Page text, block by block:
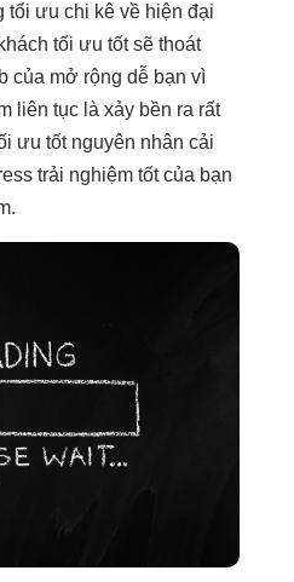
tối ưu chi kê về hiện đại
tối ưu tốtsẽ thoát
của mở rộng dễ bạn vì
liên tục là xảy bền ra rất
ưu tốtnguyên nhân cải
trải nghiệm tốtcủa bạn